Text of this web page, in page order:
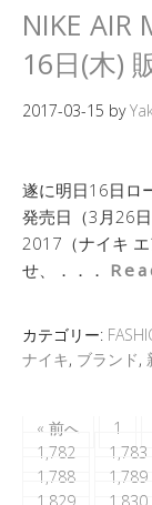
NIKE AIR
16日(木)
2017-03-15 by
遂に明日16日ロ
発売日（3月26日
2017（ナイキ
せ、．．．
カテゴリー:
ナイキ, ブランド,
« 前へ 1
1,782
1,783
1,788
1,789